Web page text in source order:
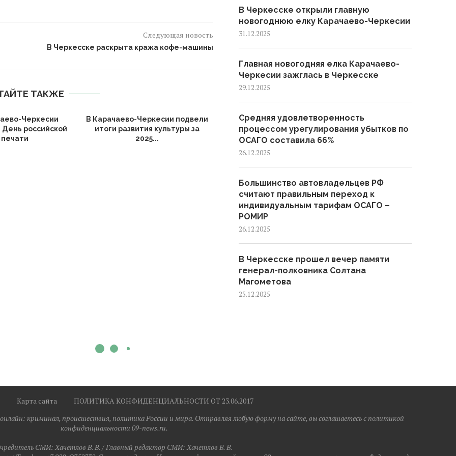
Следующая новость
В Черкесске раскрыта кража кофе-машины
ТАКЖЕ
Черкесии
российской
печати
В Карачаево-Черкесии подвели
итоги развития культуры за
2025...
В Черкесске открыли главную
новогоднюю елку Карачаево-Черкесии
31.12.2025
Главная новогодняя елка Карачаево-
Черкесии зажглась в Черкесске
29.12.2025
Средняя удовлетворенность
процессом урегулирования убытков по
ОСАГО составила 66%
26.12.2025
Большинство автовладельцев РФ
считают правильным переход к
индивидуальным тарифам ОСАГО –
РОМИР
26.12.2025
В Черкесске прошел вечер памяти
генерал-полковника Солтана
Магометова
25.12.2025
Карта сайта
ПОЛИТИКА КОНФИДЕНЦИАЛЬНОСТИ ОТ 23.06.2017
криминал, происшествия, политика России и мира. Отправляя любую форму на сайте, вы соглашаетесь с политикой
конфиденциальности 09-news.ru.
СМИ: Хaчeтлoв B. B. / Главный редактор СМИ: Хaчeтлoв B. B.